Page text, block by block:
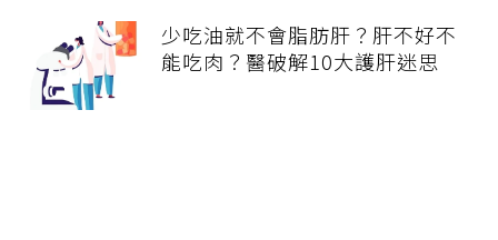
少吃油就不會脂肪肝？肝不好不
能吃肉？醫破解10大護肝迷思